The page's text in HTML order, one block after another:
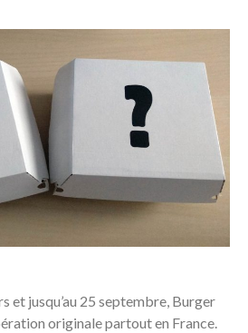
et jusqu’au 25 septembre, Burger
originale partout en France.